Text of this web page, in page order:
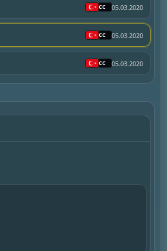
05.03.2020
05.03.2020
05.03.2020